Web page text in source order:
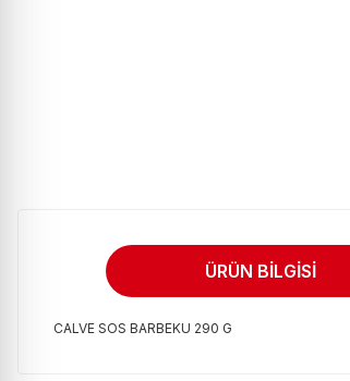
ÜRÜN BILGISI
CALVE SOS BARBEKU 290 G